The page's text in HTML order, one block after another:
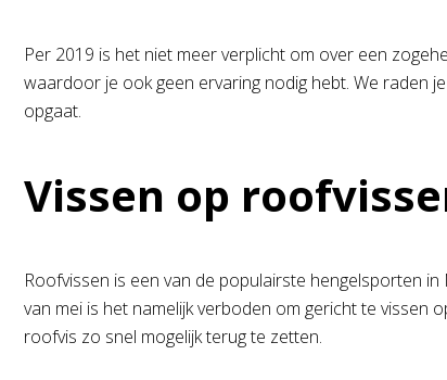
Per 2019 is het niet meer verplicht om over een
waardoor je ook geen ervaring nodig hebt. We raden
opgaat.
Vissen op
Roofvissen is een van de populairste hengelsporten
van mei is het namelijk verboden om gericht te vissen
roofvis zo snel mogelijk terug te zetten.